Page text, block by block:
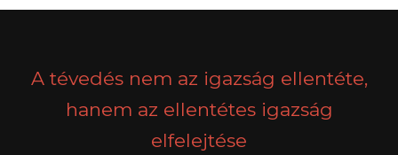
A tévedés nem az igazság ellentéte,
hanem az ellentétes igazság
elfelejtése